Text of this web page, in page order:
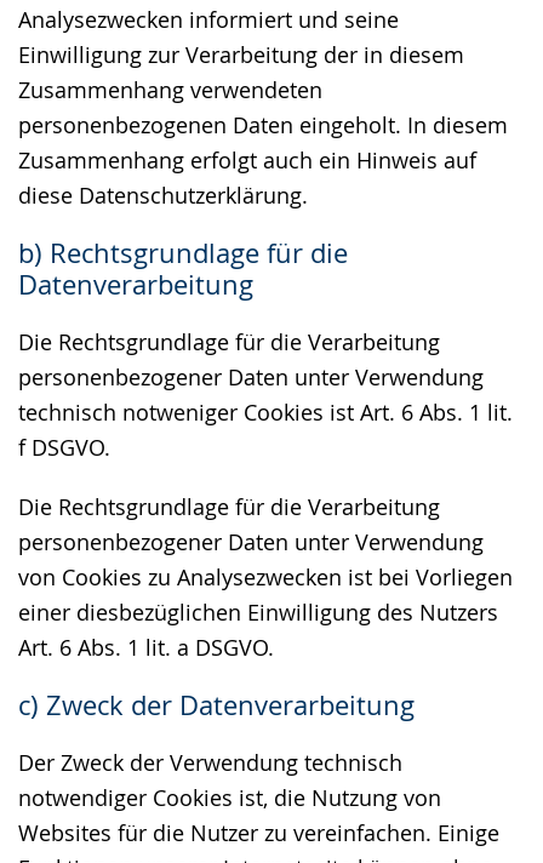
Analysezwecken informiert und seine
Einwilligung zur Verarbeitung der in diesem
Zusammenhang verwendeten
personenbezogenen Daten eingeholt. In diesem
Zusammenhang erfolgt auch ein Hinweis auf
diese Datenschutzerklärung.
b) Rechtsgrundlage für die
Datenverarbeitung
Die Rechtsgrundlage für die Verarbeitung
personenbezogener Daten unter Verwendung
technisch notweniger Cookies ist Art. 6 Abs. 1 lit.
f DSGVO.
Die Rechtsgrundlage für die Verarbeitung
personenbezogener Daten unter Verwendung
von Cookies zu Analysezwecken ist bei Vorliegen
einer diesbezüglichen Einwilligung des Nutzers
Art. 6 Abs. 1 lit. a DSGVO.
c) Zweck der Datenverarbeitung
Der Zweck der Verwendung technisch
notwendiger Cookies ist, die Nutzung von
Websites für die Nutzer zu vereinfachen. Einige